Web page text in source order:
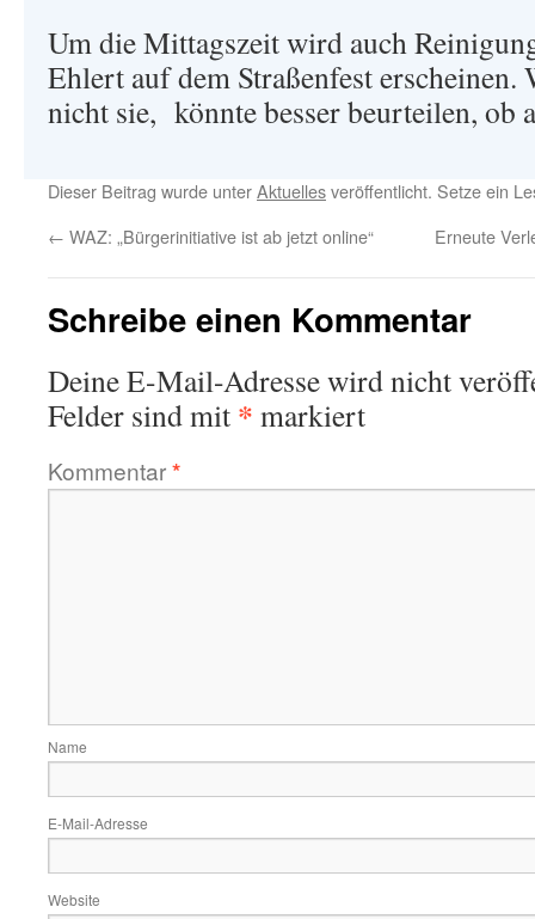
Um die Mittagszeit wird auch
Ehlert auf dem Straßenfest erscheinen.
nicht sie, könnte besser beurteilen, ob
Dieser Beitrag wurde unterAktuellesveröffentlicht. Setze ein
← WAZ: „Bürgerinitiative ist ab jetzt online“ Erneute
Schreibe einen Kommentar
Deine E-Mail-Adresse wird nicht
Felder sind mit * markiert
Kommentar*
Name
E-Mail-Adresse
Website